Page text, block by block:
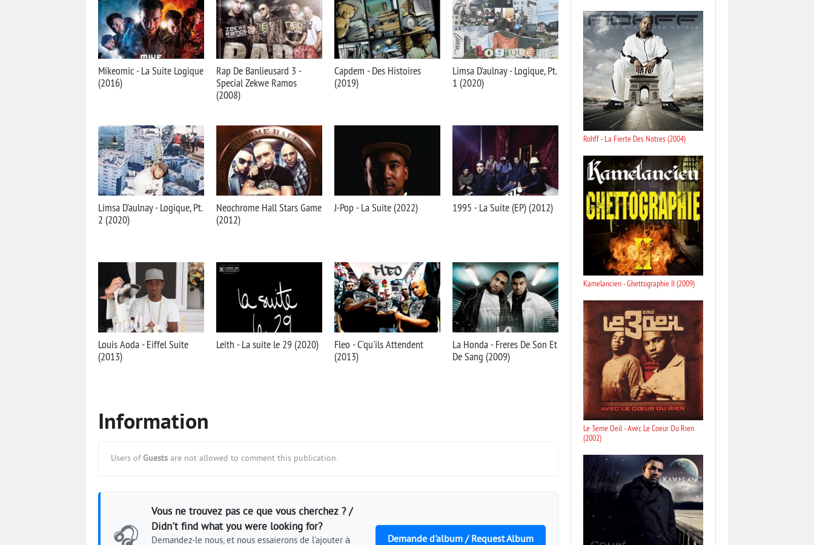
Mikeomic - La Suite Logique
(2016)
Rap De Banlieusard 3 -
Special Zekwe Ramos
(2008)
Capdem - Des Histoires
(2019)
Limsa D'aulnay - Logique, Pt.
1 (2020)
Limsa D'aulnay - Logique, Pt.
2 (2020)
Neochrome Hall Stars Game
(2012)
J-Pop - La Suite (2022) 1995 - La Suite (EP) (2012)
Louis Aoda - Eiffel Suite
(2013)
Leith - La suite le 29 (2020)
Fleo - C'qu'ils Attendent
(2013)
La Honda - Freres De Son Et
De Sang (2009)
Information
Users of Guests are not allowed to comment this publication.
Vous ne trouvez pas ce que vous cherchez ? /
Didn't find what you were looking for?
Demandez-le nous, et nous essaierons de l'ajouter à
Demande d'album / Request Album
Rohff - La Fierte Des Notres (2004)
Kamelancien - Ghettographie II (2009)
Le 3eme Oeil - Avec Le Coeur Ou Rien
(2002)